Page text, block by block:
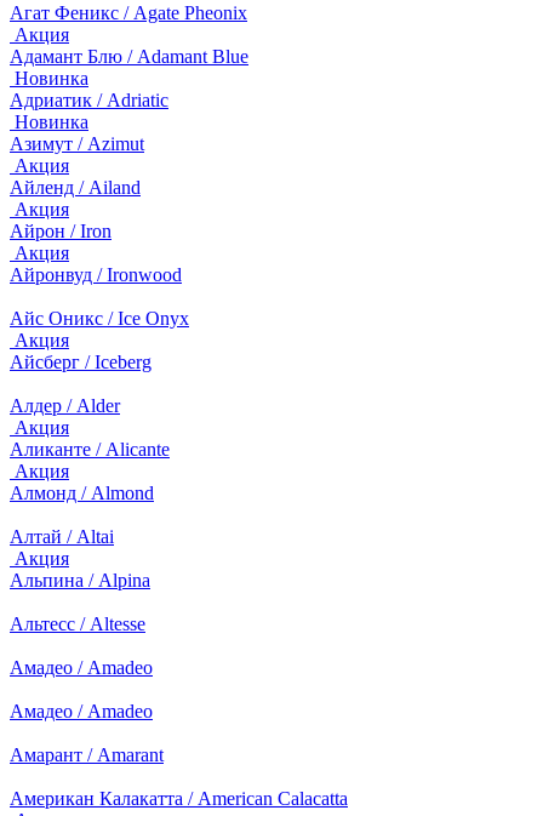
Агат Феникс / Agate Pheonix
Акция
Адамант Блю / Adamant Blue
Новинка
Адриатик / Adriatic
Новинка
Азимут / Azimut
Акция
Айленд / Ailand
Акция
Айрон / Iron
Акция
Айронвуд / Ironwood
Айс Оникс / Ice Onyx
Акция
Айсберг / Iceberg
Алдер / Alder
Акция
Аликанте / Alicante
Акция
Алмонд / Almond
Алтай / Altai
Акция
Альпина / Alpina
Альтесс / Altesse
Амадео / Amadeo
Амадео / Amadeo
Амарант / Amarant
Американ Калакатта / American Calacatta